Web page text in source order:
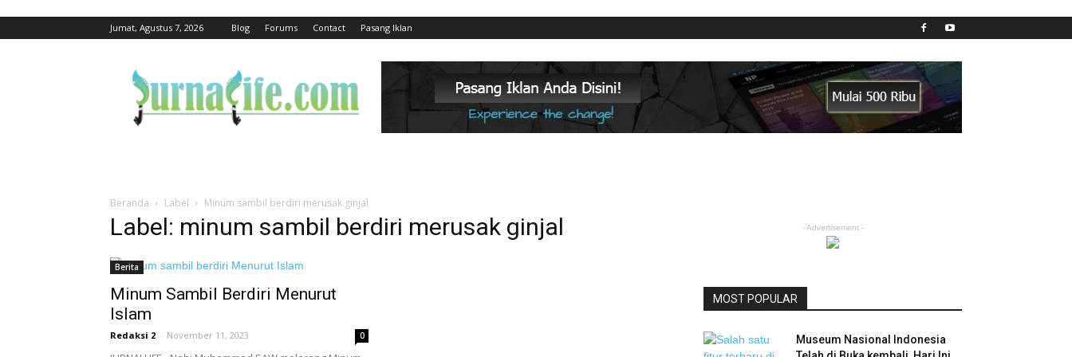
Jumat, Agustus 7, 2026 Blog Forums Contact Pasang Iklan
Beranda Label Minum sambil berdiri merusak ginjal
Label: minum sambil berdiri merusak ginjal
Berita
Minum Sambil Berdiri Menurut
Islam
Redaksi 2 - November 11, 2023 0
- Advertisement -
MOST POPULAR
Museum Nasional Indonesia